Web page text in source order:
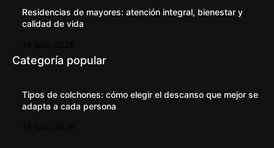
Residencias de mayores: atención integral, bienestar y
calidad de vida
Categoría popular
Tipos de colchones: cómo elegir el descanso que mejor se
adapta a cada persona